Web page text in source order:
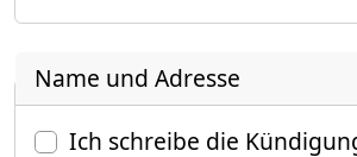
Name und Adresse
Ich schreibe die